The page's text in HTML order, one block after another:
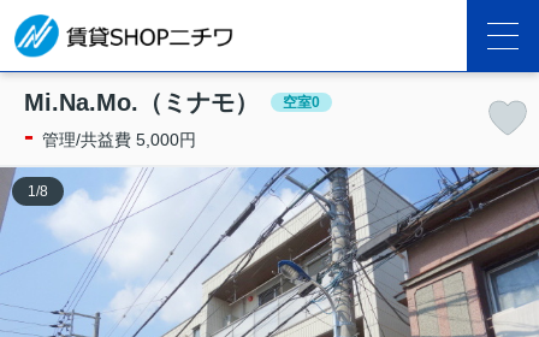
Mi.Na.Mo.（ミナモ） 空室0
- 管理/共益費 5,000円
1 /8